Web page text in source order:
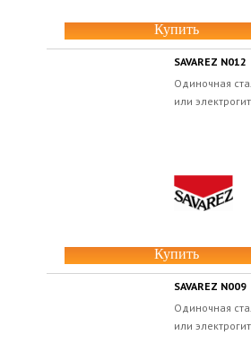
Купить
SAVAREZ N012
Одиночная
или
Купить
SAVAREZ N009
Одиночная
или